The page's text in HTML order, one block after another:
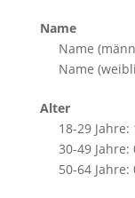
Name
Name
Name
Alter
18-29 Jahre:
30-49 Jahre:
50-64 Jahre: